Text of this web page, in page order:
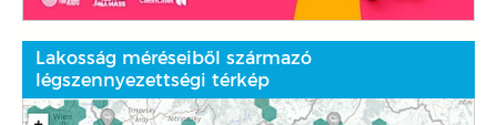
Lakosság méréseiből származó
légszennyezettségi térkép